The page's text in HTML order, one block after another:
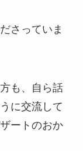
さっていま
も、自ら話
に交流して
ートのおか